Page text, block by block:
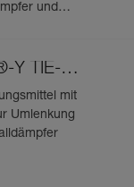
und
Y TIE-
mit
Umlenkung